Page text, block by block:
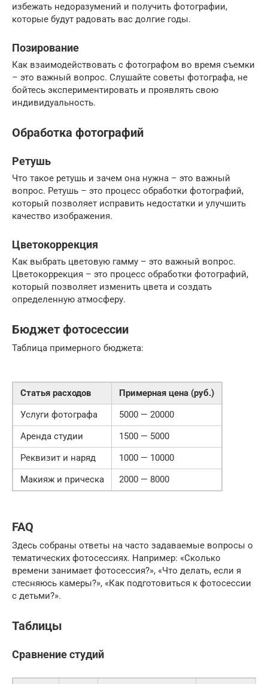
избежать недоразумений и получить фотографии,
которые будут радовать вас долгие годы.
Позирование
Как взаимодействовать с фотографом во время съемки
– это важный вопрос. Слушайте советы фотографа, не
бойтесь экспериментировать и проявлять свою
индивидуальность.
Обработка фотографий
Ретушь
Что такое ретушь и зачем она нужна – это важный
вопрос. Ретушь – это процесс обработки фотографий,
который позволяет исправить недостатки и улучшить
качество изображения.
Цветокоррекция
Как выбрать цветовую гамму – это важный вопрос.
Цветокоррекция – это процесс обработки фотографий,
который позволяет изменить цвета и создать
определенную атмосферу.
Бюджет фотосессии
Таблица примерного бюджета:
Статья расходов
Примерная цена (руб.)
Услуги фотографа
5000 — 20000
Аренда студии
1500 — 5000
Реквизит и наряд
1000 — 10000
Макияж и прическа
2000 — 8000
FAQ
Здесь собраны ответы на часто задаваемые вопросы о
тематических фотосессиях. Например: «Сколько
времени занимает фотосессия?», «Что делать, если я
стесняюсь камеры?», «Как подготовиться к фотосессии
с детьми?».
Таблицы
Сравнение студий